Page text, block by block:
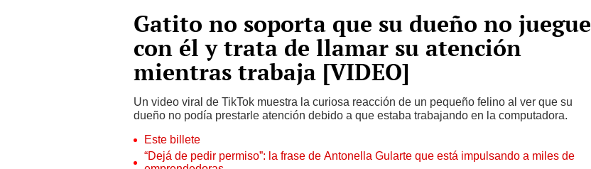
Gatito no soporta que su dueño no juegue
con él y trata de llamar su atención
mientras trabaja [VIDEO]
Un video viral de TikTok muestra la curiosa reacción de un pequeño felino al ver que su
dueño no podía prestarle atención debido a que estaba trabajando en la computadora.
Este billete
“Dejá de pedir permiso”: la frase de Antonella Gularte que está impulsando a miles de